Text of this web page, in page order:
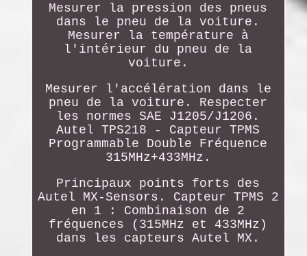
Mesurer la pression des pneus
dans le pneu de la voiture.
Mesurer la température à
l'intérieur du pneu de la
voiture.
Mesurer l'accélération dans le
pneu de la voiture. Respecter
les normes SAE J1205/J1206.
Autel TPS218 - Capteur TPMS
Programmable Double Fréquence
315MHz+433MHz.
Principaux points forts des
Autel MX-Sensors. Capteur TPMS 2
en 1 : Combinaison de 2
fréquences (315MHz et 433MHz)
dans les capteurs Autel MX.